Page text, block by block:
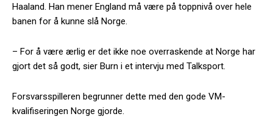
Haaland. Han mener England må være på toppnivå over hele
banen for å kunne slå Norge.
– For å være ærlig er det ikke noe overraskende at Norge har
gjort det så godt, sier Burn i et intervju med Talksport.
Forsvarsspilleren begrunner dette med den gode VM-
kvalifiseringen Norge gjorde.